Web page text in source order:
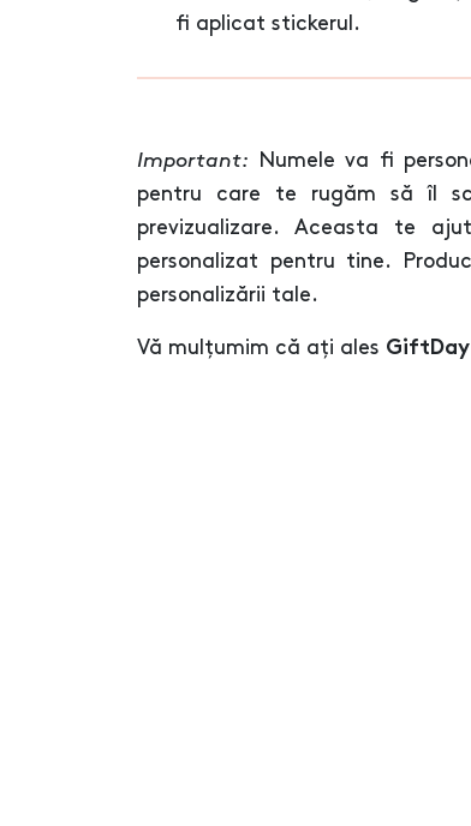
fi aplicat stickerul.
Important: Numele va fi
pentru care te rugăm să îl
previzualizare. Aceasta te
personalizat pentru tine.
personalizării tale.
Vă mulțumim că ați ales GiftDay